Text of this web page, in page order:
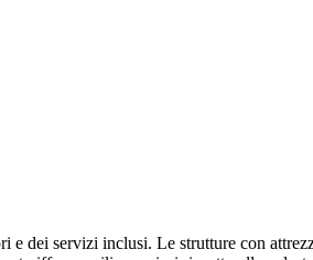
e dei servizi inclusi. Le strutture con